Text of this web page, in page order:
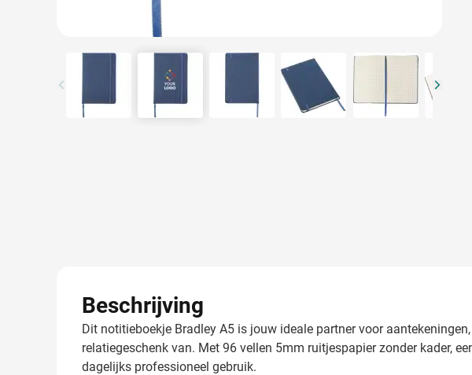
View larger imageView larger imageView larger imageView larger imageView larger
Beschrijving
Dit notitieboekje Bradley A5 is jouw ideale partner voor
relatiegeschenk van. Met 96 vellen 5mm ruitjespapier zonder kader,
dagelijks professioneel gebruik.